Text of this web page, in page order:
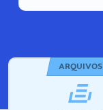
ARQUIVOS